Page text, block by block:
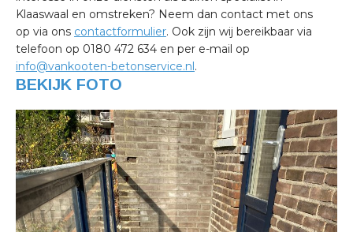
Klaaswaal en omstreken? Neem dan contact met ons
op via ons contactformulier. Ook zijn wij bereikbaar via
telefoon op 0180 472 634 en per e-mail op
info@vankooten-betonservice.nl.
BEKIJK FOTO